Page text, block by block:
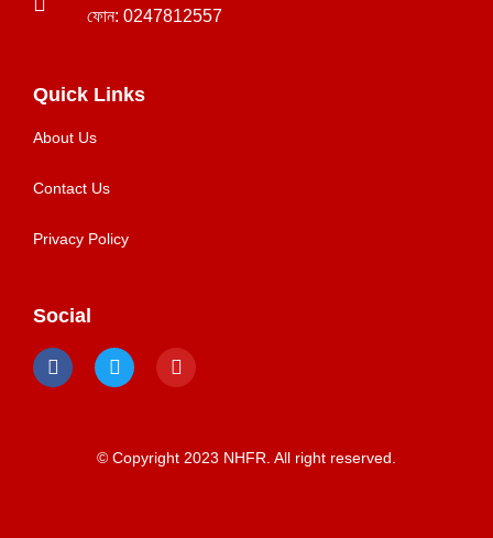
ফোন: 0247812557
Quick Links
About Us
Contact Us
Privacy Policy
Social
© Copyright 2023 NHFR. All right reserved.